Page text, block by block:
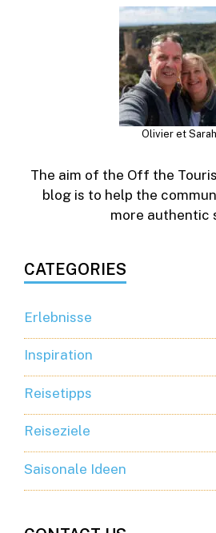
Olivier et Sarah
The aim of the Off the
blog is to help the
more authentic
CATEGORIES
Erlebnisse
Inspiration
Reisetipps
Reiseziele
Saisonale Ideen